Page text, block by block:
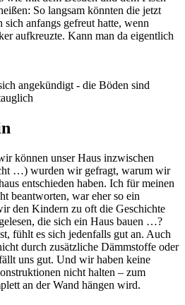
So langsam könnten die jetzt
sich anfangs gefreut hatte, wenn
aufkreuzte. Kann man da eigentlich
angekündigt - die Böden sind
können unser Haus inzwischen
…) wurden wir gefragt, warum wir
entschieden haben. Ich für meinen
beantworten, war eher so ein
den Kindern zu oft die Geschichte
die sich ein Haus bauen …?
fühlt es sich jedenfalls gut an. Auch
durch zusätzliche Dämmstoffe oder
uns gut. Und wir haben keine
nicht halten – zum
an der Wand hängen wird.